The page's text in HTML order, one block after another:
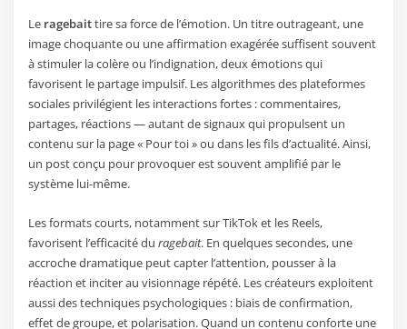
Le ragebaittire sa force de l’émotion. Un titre outrageant, une
image choquante ou une affirmation exagérée suffisent souvent
à stimuler la colère ou l’indignation, deux émotions qui
favorisent le partage impulsif. Les algorithmes des plateformes
sociales privilégient les interactions fortes : commentaires,
partages, réactions — autant de signaux qui propulsent un
contenu sur la page « Pour toi » ou dans les fils d’actualité. Ainsi,
un post conçu pour provoquer est souvent amplifié par le
système lui-même.
Les formats courts, notamment sur TikTok et les Reels,
favorisent l’efficacité duragebait. En quelques secondes, une
accroche dramatique peut capter l’attention, pousser à la
réaction et inciter au visionnage répété. Les créateurs exploitent
aussi des techniques psychologiques : biais de confirmation,
effet de groupe, et polarisation. Quand un contenu conforte une